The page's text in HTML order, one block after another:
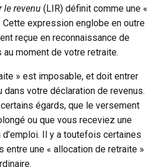
le revenu (LIR) définit comme une «
Cette expression englobe en outre
reçue en reconnaissance de
moment de votre retraite.
» est imposable, et doit entrer
dans votre déclaration de revenus.
égards, que le versement
ou que vous receviez une
Il y a toutefois certaines
une « allocation de retraite »